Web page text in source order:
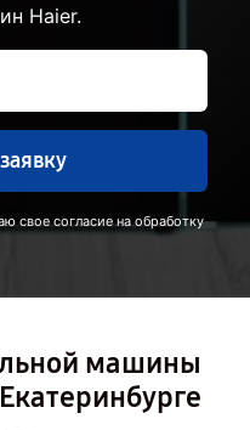
Haier.
свое согласие на обработку
машины